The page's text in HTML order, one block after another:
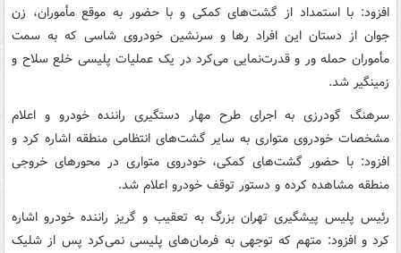
افزود: با استمداد از گشت‌های کمکی و با حضور به موقع مأموران، زن
جوان از دستان این افراد رها و سرنشین خودروی شاسی که به سمت
مأموران حمله ور و قدرت‌نمایی می‌کرد در یک عملیات پلیسی خلع سلاح و
زمینگیر شد.
سرهنگ گودرزی به اجرای طرح مهار دستگیری راننده خودرو و اعلام
مشخصات خودروی متواری به سایر گشت‌های انتظامی منطقه اشاره کرد و
افزود: با حضور گشت‌های کمکی، خودروی متواری در محورهای خروجی
منطقه مشاهده کرده و دستور توقف خودرو اعلام شد.
رئیس پلیس پیشگیری تهران بزرگ به تعقیب و گریز راننده خودرو اشاره
کرد و افزود: متهم که توجهی به فرمان‌های پلیسی نمی‌کرد پس از شلیک